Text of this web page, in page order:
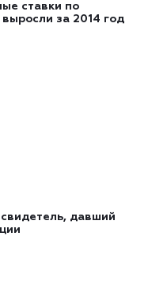
ставки по
за 2014 год
давший